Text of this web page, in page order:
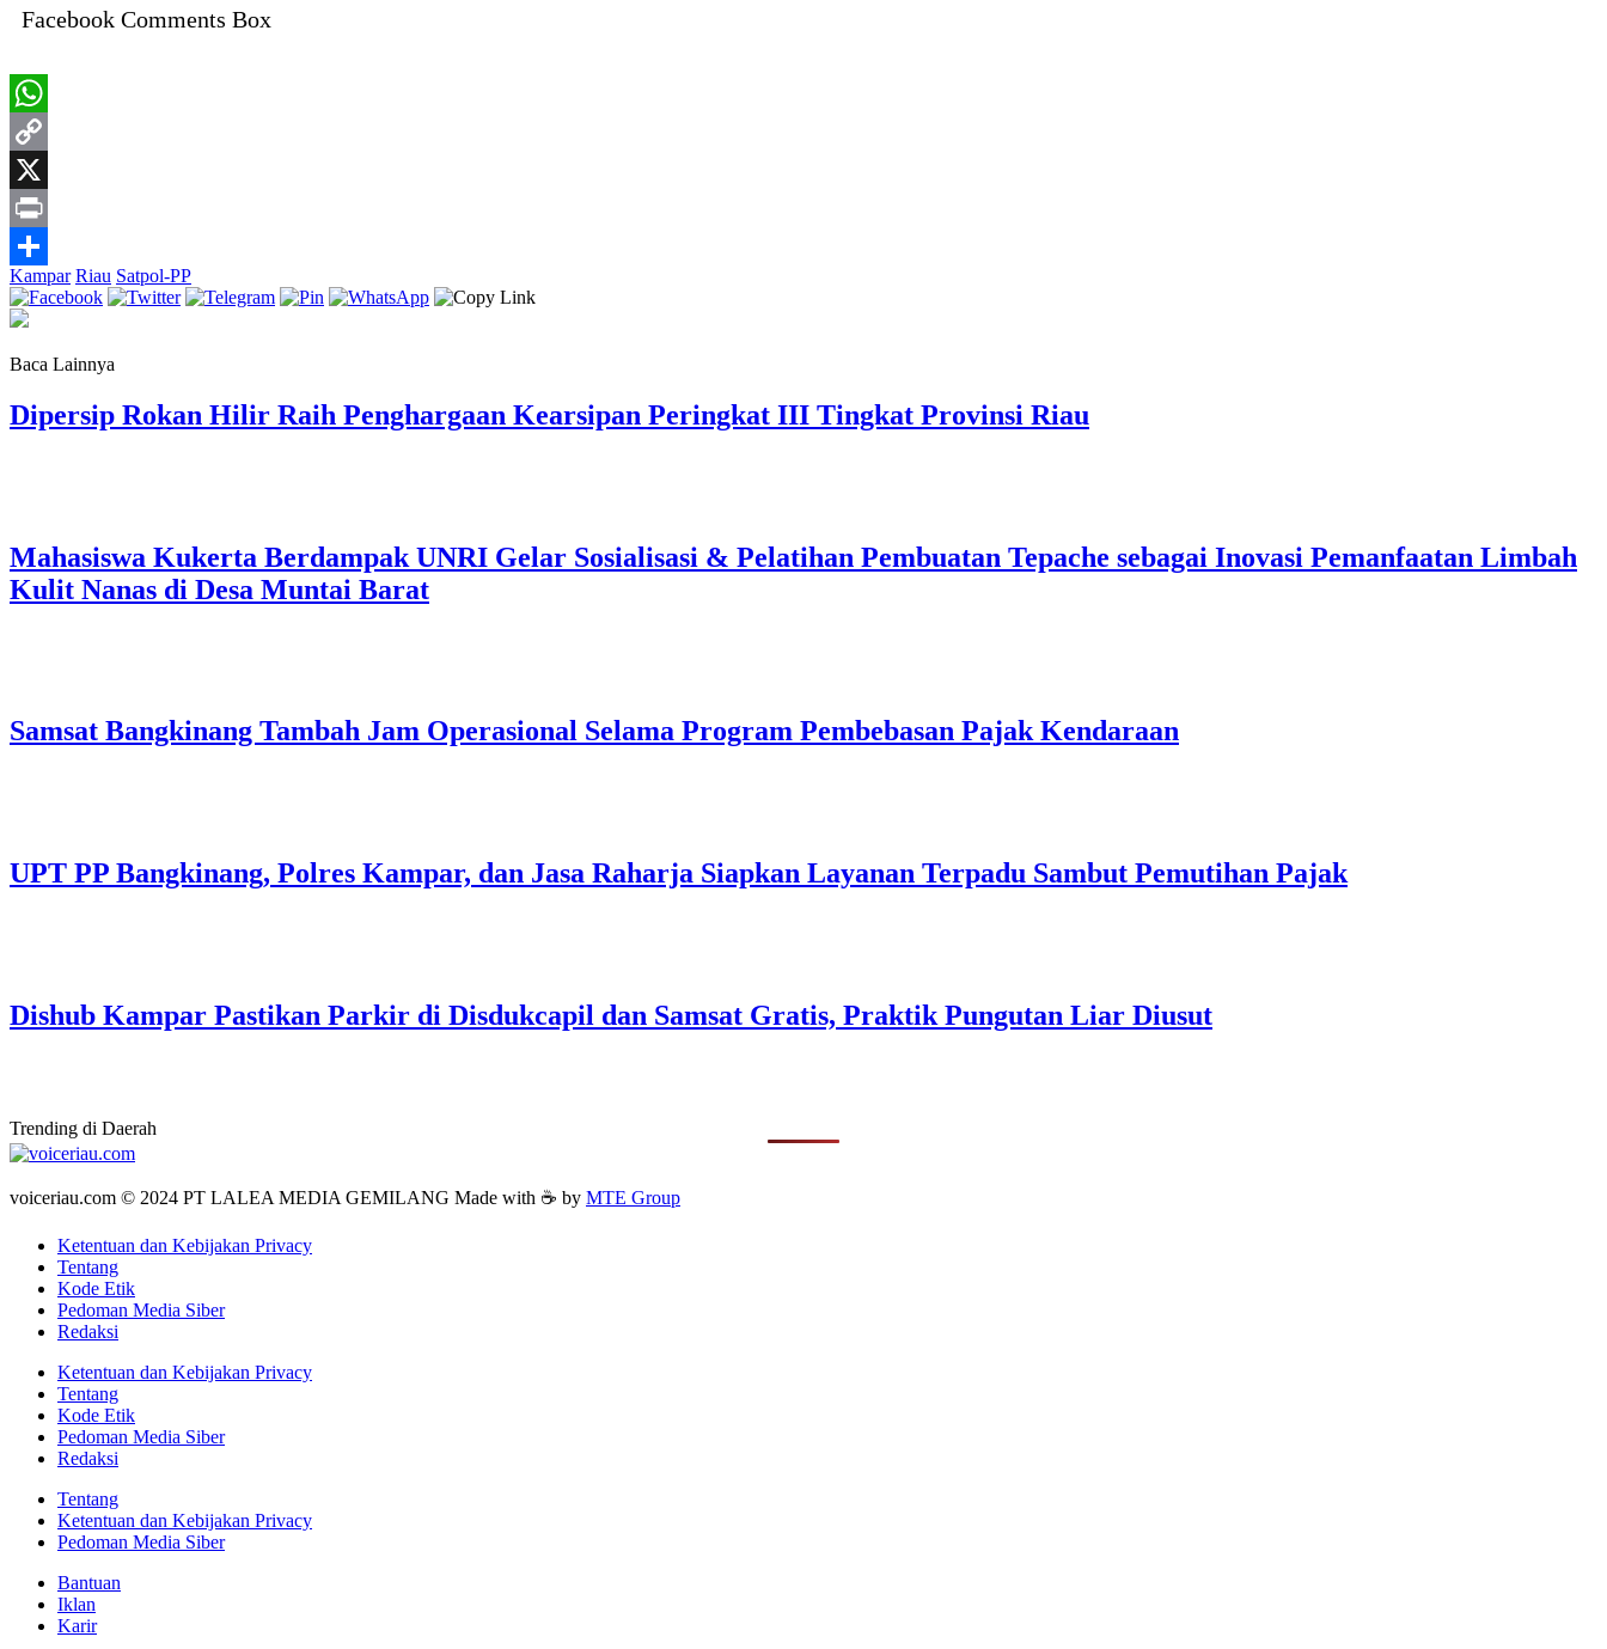
Facebook Comments Box
WhatsApp
Copy
Link
X
Print
Share
Kampar Riau Satpol-PP
Baca Lainnya
Dipersip Rokan Hilir Raih Penghargaan Kearsipan Peringkat III Tingkat Provinsi Riau
Mahasiswa Kukerta Berdampak UNRI Gelar Sosialisasi & Pelatihan Pembuatan Tepache sebagai Inovasi Pemanfaatan Limbah
Kulit Nanas di Desa Muntai Barat
Samsat Bangkinang Tambah Jam Operasional Selama Program Pembebasan Pajak Kendaraan
UPT PP Bangkinang, Polres Kampar, dan Jasa Raharja Siapkan Layanan Terpadu Sambut Pemutihan Pajak
Dishub Kampar Pastikan Parkir di Disdukcapil dan Samsat Gratis, Praktik Pungutan Liar Diusut
Trending di Daerah
voiceriau.com © 2024 PT LALEA MEDIA GEMILANG Made with ☕ by MTE Group
Ketentuan dan Kebijakan Privacy
Tentang
Kode Etik
Pedoman Media Siber
Redaksi
Ketentuan dan Kebijakan Privacy
Tentang
Kode Etik
Pedoman Media Siber
Redaksi
Tentang
Ketentuan dan Kebijakan Privacy
Pedoman Media Siber
Bantuan
Iklan
Karir